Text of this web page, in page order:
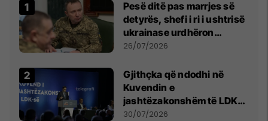
Pesë ditë pas marrjes së
detyrës, shefi i ri i ushtrisë
ukrainase urdhëron
kontroll të madh
26/07/2026
Gjithçka që ndodhi në
Kuvendin e
jashtëzakonshëm të LDK-
së
30/07/2026